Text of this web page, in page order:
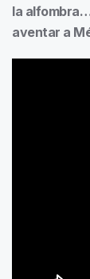
la alfombra…
aventar a